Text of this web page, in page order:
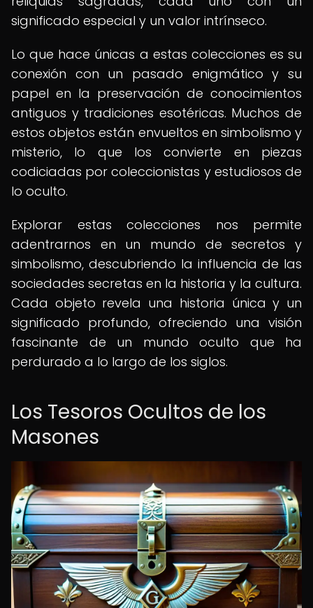
significado especial y un valor intrínseco.
Lo que hace únicas a estas colecciones es su
conexión con un pasado enigmático y su
papel en la preservación de conocimientos
antiguos y tradiciones esotéricas. Muchos de
estos objetos están envueltos en simbolismo y
misterio, lo que los convierte en piezas
codiciadas por coleccionistas y estudiosos de
lo oculto.
Explorar estas colecciones nos permite
adentrarnos en un mundo de secretos y
simbolismo, descubriendo la influencia de las
sociedades secretas en la historia y la cultura.
Cada objeto revela una historia única y un
significado profundo, ofreciendo una visión
fascinante de un mundo oculto que ha
perdurado a lo largo de los siglos.
Los Tesoros Ocultos de los
Masones